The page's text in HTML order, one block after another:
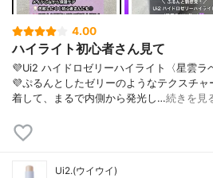
4.00
ハイライト初心者さん見て
💜Ui2 ハイドロゼリーハイライト〈星雲ラ
💜ぷるんとしたゼリーのようなテクスチ
着して、まるで内側から発光し…続きを見
Ui2.(ウイウイ)